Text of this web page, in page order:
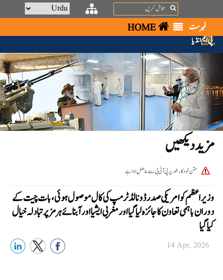
Search
فہرست HOME
پی ایم انڈیا
مزید دیکھیں
متن خودکار طور پر پی آئی بی سے حاصل ہوا ہے
وزیر اعظم کو امریکی صدر ڈونالڈ ٹرمپ کی کال موصول ہوئی ، با ت چیت کے
دوران باہمی تعاون کا جائزہ لیا گیا اور مغربی ایشیا اور آبنائے ہرمز پر تبادلہ خیال
کیاگیا
14 Apr, 2026